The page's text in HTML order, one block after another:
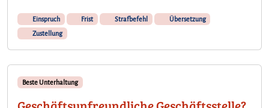
Einspruch Frist Strafbefehl
Übersetzung
Zustellung
Beste Unterhaltung